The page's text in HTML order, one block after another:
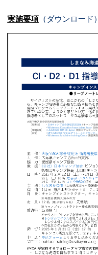
実施要項 （ダウンロード）